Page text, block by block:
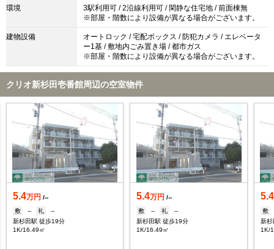
環境
3駅利用可 / 2沿線利用可 / 閑静な住宅地 / 前面棟無
※部屋・階数により設備が異なる場合がございます。
建物設備
オートロック / 宅配ボックス / 防犯カメラ / エレベータ
ー1基 / 敷地内ごみ置き場 / 都市ガス
※部屋・階数により設備が異なる場合がございます。
クリオ新杉田壱番館周辺の空室物件
5.4万円 /--
敷
-- 礼
--
新杉田駅 徒歩19分
1K/16.49㎡
5.4万円 /--
敷
-- 礼
--
新杉田駅 徒歩19分
1K/16.49㎡
5.4
敷
新
1K/